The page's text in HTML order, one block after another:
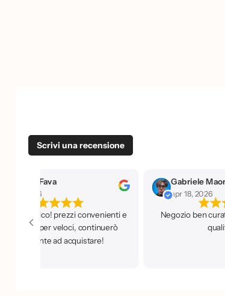
Scrivi una recensione
Maone
ben curato, personale super
qualificato!
flavia terzo
nov 7, 2025